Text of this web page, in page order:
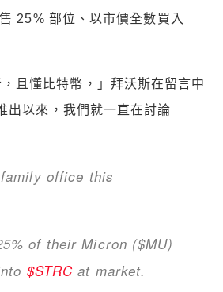
25% 部位、以市價全數買入
，且懂比特幣，」拜沃斯在留言中
出以來，我們就一直在討論
office this
of their Micron ($MU)
$STRC at market.